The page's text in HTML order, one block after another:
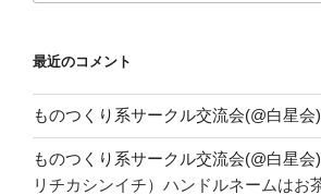
最近のコメント
ものつくり系サークル交流会(@白星会)
ものつくり系サークル交流会(@白星会)
リチカシンイチ）ハンドルネームはお